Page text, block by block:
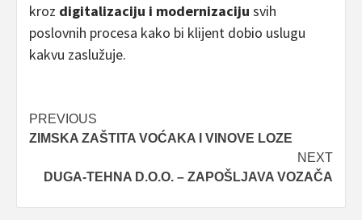
kroz digitalizaciju i modernizaciju svih
poslovnih procesa kako bi klijent dobio uslugu
kakvu zaslužuje.
Post
navigation
PREVIOUS
ZIMSKA ZAŠTITA VOĆAKA I VINOVE LOZE
NEXT
DUGA-TEHNA D.O.O. – ZAPOŠLJAVA VOZAČA